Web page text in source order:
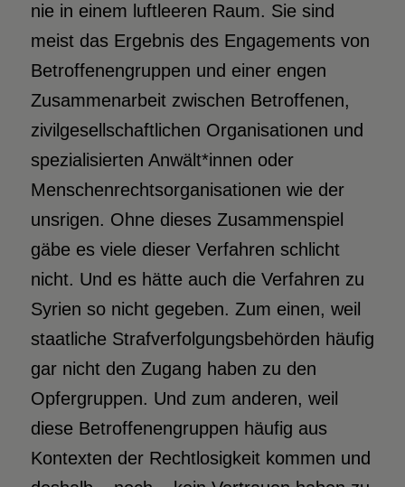
nie in einem luftleeren Raum. Sie sind
meist das Ergebnis des Engagements von
Betroffenengruppen und einer engen
Zusammenarbeit zwischen Betroffenen,
zivilgesellschaftlichen Organisationen und
spezialisierten Anwält*innen oder
Menschenrechtsorganisationen wie der
unsrigen. Ohne dieses Zusammenspiel
gäbe es viele dieser Verfahren schlicht
nicht. Und es hätte auch die Verfahren zu
Syrien so nicht gegeben. Zum einen, weil
staatliche Strafverfolgungsbehörden häufig
gar nicht den Zugang haben zu den
Opfergruppen. Und zum anderen, weil
diese Betroffenengruppen häufig aus
Kontexten der Rechtlosigkeit kommen und